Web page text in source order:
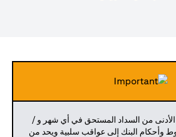
الأدنى من السداد المستحق في أي شهر و /
وأحكام البنك إلى عواقب سلبية ويحد من